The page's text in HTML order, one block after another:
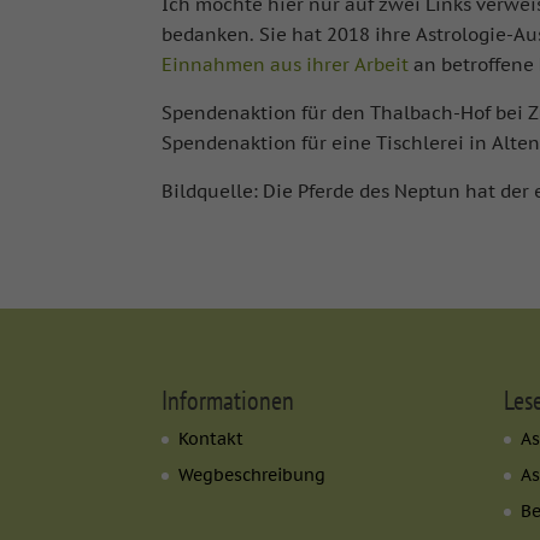
bedanken. Sie hat 2018 ihre Astrologie-
Einnahmen aus ihrer Arbeit an betroffene
Spendenaktion für den Thalbach-Hof bei
Spendenaktion für eine Tischlerei in
Bildquelle: Die Pferde des Neptun hat
Informationen
Kontakt
Wegbeschreibung
Wir verwenden
während andere
können verarbeitet
und Inhaltsmessung.
Hier finden Sie eine
auswählen.
Essenziell (1)
tun dies, indem sie